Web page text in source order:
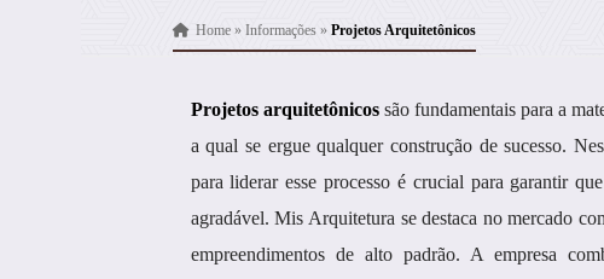
Home» Informações » Projetos Arquitetônicos
Projetos arquitetônicos são fundamentais para a
a qual se ergue qualquer construção de sucesso.
para liderar esse processo é crucial para garantir
agradável. Mis Arquitetura se destaca no mercado
empreendimentos de alto padrão. A empresa